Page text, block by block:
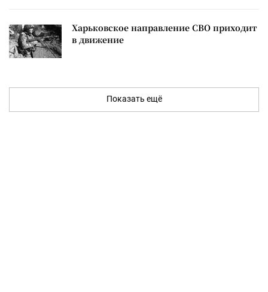
Харьковское направление СВО приходит
в движение
Показать ещё